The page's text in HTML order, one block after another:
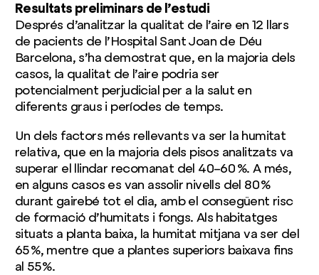
Resultats preliminars de l’estudi
Després d’analitzar la qualitat de l’aire en 12 llars
de pacients de l’Hospital Sant Joan de Déu
Barcelona, s’ha demostrat que, en la majoria dels
casos, la qualitat de l’aire podria ser
potencialment perjudicial per a la salut en
diferents graus i períodes de temps.
Un dels factors més rellevants va ser la humitat
relativa, que en la majoria dels pisos analitzats va
superar el llindar recomanat del 40–60 %. A més,
en alguns casos es van assolir nivells del 80 %
durant gairebé tot el dia, amb el consegüent risc
de formació d’humitats i fongs. Als habitatges
situats a planta baixa, la humitat mitjana va ser del
65 %, mentre que a plantes superiors baixava fins
al 55 %.